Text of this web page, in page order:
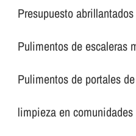
Presupuesto
Pulimentos de escaleras
Pulimentos de portales
limpieza en